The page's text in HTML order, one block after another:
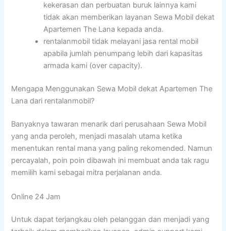
kekerasan dan perbuatan buruk lainnya kami
tidak akan memberikan layanan Sewa Mobil dekat
Apartemen The Lana kepada anda.
rentalanmobil tidak melayani jasa rental mobil
apabila jumlah penumpang lebih dari kapasitas
armada kami (over capacity).
Mengapa Menggunakan Sewa Mobil dekat Apartemen The
Lana dari rentalanmobil?
Banyaknya tawaran menarik dari perusahaan Sewa Mobil
yang anda peroleh, menjadi masalah utama ketika
menentukan rental mana yang paling rekomended. Namun
percayalah, poin poin dibawah ini membuat anda tak ragu
memilih kami sebagai mitra perjalanan anda.
Online 24 Jam
Untuk dapat terjangkau oleh pelanggan dan menjadi yang